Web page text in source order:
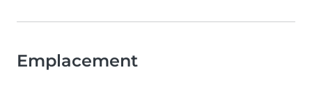
Emplacement